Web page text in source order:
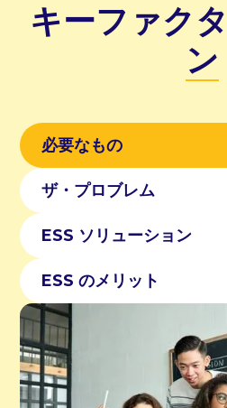
キーファク
ン
必要なもの
ザ・プロブレム
ESS ソリューション
ESS のメリット